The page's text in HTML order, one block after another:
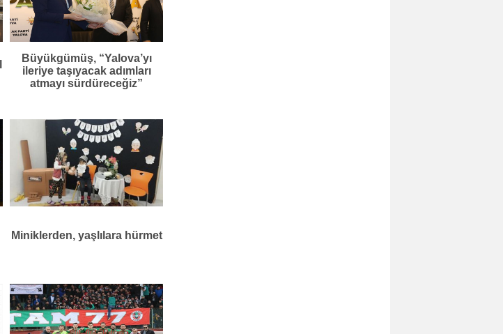
Büyükgümüş, “Yalova’yı
ileriye taşıyacak adımları
atmayı sürdüreceğiz”
Miniklerden, yaşlılara hürmet